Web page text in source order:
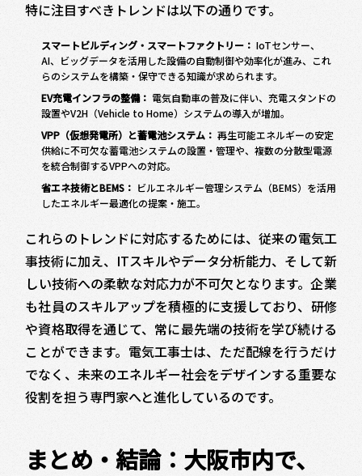
特に注目すべきトレンドは以下の通りです。
スマートビルディング・スマートファクトリー： IoTセンサー、
AI、ビッグデータを活用した設備の自動制御や効率化が進み、これ
らのシステムを構築・保守できる知識が求められます。
EV充電インフラの整備： 電気自動車の普及に伴い、充電スタンドの
設置やV2H（Vehicle to Home）システムの導入が増加。
VPP（仮想発電所）と蓄電池システム： 再生可能エネルギーの安定
供給に不可欠な蓄電池システムの設置・管理や、複数の分散型電源
を統合制御するVPPへの対応。
省エネ技術とBEMS： ビルエネルギー管理システム（BEMS）を活用
したエネルギー最適化の提案・施工。
これらのトレンドに対応するためには、従来の電気工
事技術に加え、ITスキルやデータ分析能力、そして新
しい技術への柔軟な対応力が不可欠となります。企業
も社員のスキルアップを積極的に支援しており、研修
や資格取得を通じて、常に最先端の技術を学び続ける
ことができます。電気工事士は、ただ配線を行うだけ
でなく、未来のエネルギー社会をデザインする重要な
役割を担う専門家へと進化しているのです。
まとめ・結論：大阪市内で、